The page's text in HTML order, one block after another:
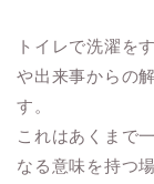
トイレで洗濯を
や出来事からの
す。
これはあくまで
なる意味を持つ